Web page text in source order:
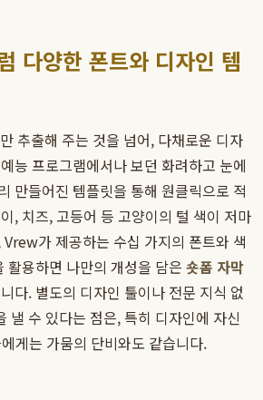
다양한 폰트와 디자인 템
추출해 주는 것을 넘어, 다채로운 디자
능 프로그램에서나 보던 화려하고 눈에
만들어진 템플릿을 통해 원클릭으로 적
, 치즈, 고등어 등 고양이의 털 색이 저마
가 제공하는 수십 가지의 폰트와 색
활용하면 나만의 개성을 담은 숏폼 자막
다. 별도의 디자인 툴이나 전문 지식 없
낼 수 있다는 점은, 특히 디자인에 자신
게는 가뭄의 단비와도 같습니다.